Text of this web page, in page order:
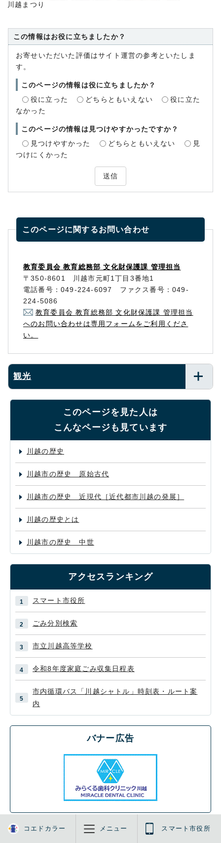
川越まつり
この情報はお役に立ちましたか？
お寄せいただいた評価はサイト運営の参考といたしま
す。
このページの情報は役に立ちましたか？
役に立った
どちらともいえない
役に立た
なかった
このページの情報は見つけやすかったですか？
見つけやすかった
どちらともいえない
見
つけにくかった
送信
このページに関するお問い合わせ
教育委員会 教育総務部 文化財保護課 管理担当
〒350-8601 川越市元町1丁目3番地1
電話番号：049-224-6097 ファクス番号：049-
224-5086
教育委員会 教育総務部 文化財保護課 管理担当
へのお問い合わせは専用フォームをご利用くださ
い。
観光
このページを見た人は
こんなページも見ています
川越の歴史
川越市の歴史 原始古代
川越市の歴史 近現代［近代都市川越の発展］
川越の歴史とは
川越市の歴史 中世
アクセスランキング
スマート市役所
ごみ分別検索
市立川越高等学校
令和8年度家庭ごみ収集日程表
市内循環バス「川越シャトル」時刻表・ルート案
内
バナー広告
前のページへ戻る トップページへ戻る
コエドカラー メニュー スマート市役所